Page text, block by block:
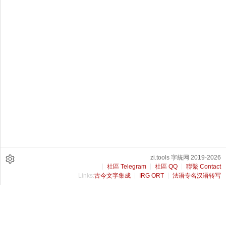
zi.tools 字統网 2019-2026
社區 Telegram
社區 QQ
聯繫 Contact
Links:古今文字集成 IRG ORT 法语专名汉语转写